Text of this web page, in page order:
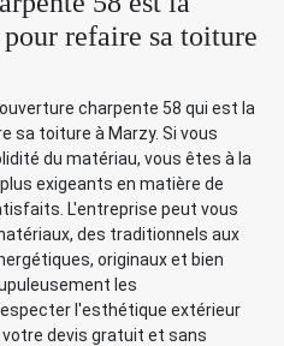
refaire sa toiture
charpente 58 qui est la
sa toiture à Marzy. Si vous
du matériau, vous êtes à la
exigeants en matière de
L'entreprise peut vous
des traditionnels aux
originaux et bien
les
l'esthétique extérieur
devis gratuit et sans